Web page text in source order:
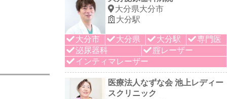
大分県大分市
大分駅
大分市 大分県 大分駅
専門医
泌尿器科
腟レーザー
インティマレーザー
医療法人なずな会 池上レディー
スクリニック